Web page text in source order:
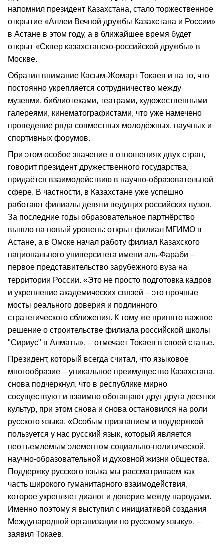
напомнил президент Казахстана, стало торжественное
открытие «Аллеи Вечной дружбы Казахстана и России»
в Астане в этом году, а в ближайшее время будет
открыт «Сквер казахстанско-российской дружбы» в
Москве.
Обратил внимание Касым-Жомарт Токаев и на то, что
постоянно укрепляется сотрудничество между
музеями, библиотеками, театрами, художественными
галереями, кинематографистами, что уже намечено
проведение ряда совместных молодёжных, научных и
спортивных форумов.
При этом особое значение в отношениях двух стран,
говорит президент дружественного государства,
придаётся взаимодействию в научно-образовательной
сфере. В частности, в Казахстане уже успешно
работают филиалы девяти ведущих российских вузов.
За последние годы образовательное партнёрство
вышло на новый уровень: открыт филиал МГИМО в
Астане, а в Омске начал работу филиал Казахского
национального университета имени аль-Фараби –
первое представительство зарубежного вуза на
территории России. «Это не просто подготовка кадров
и укрепление академических связей – это прочные
мосты реального доверия и подлинного
стратегического сближения. К тому же принято важное
решение о строительстве филиала российской школы
"Сириус" в Алматы», – отмечает Токаев в своей статье.
Президент, который всегда считал, что языковое
многообразие – уникальное преимущество Казахстана,
снова подчеркнул, что в республике мирно
сосуществуют и взаимно обогащают друг друга десятки
культур, при этом снова и снова остановился на роли
русского языка. «Особым признанием и поддержкой
пользуется у нас русский язык, который является
неотъемлемым элементом социально-политической,
научно-образовательной и духовной жизни общества.
Поддержку русского языка мы рассматриваем как
часть широкого гуманитарного взаимодействия,
которое укрепляет диалог и доверие между народами.
Именно поэтому я выступил с инициативой создания
Международной организации по русскому языку», –
заявил Токаев.